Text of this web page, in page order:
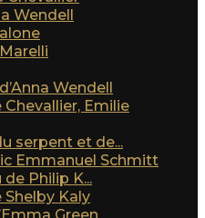
Wendell
Wendell
Emilie
serpent et de...
Emmanuel Schmitt
Philip K...
Shelby Kaly